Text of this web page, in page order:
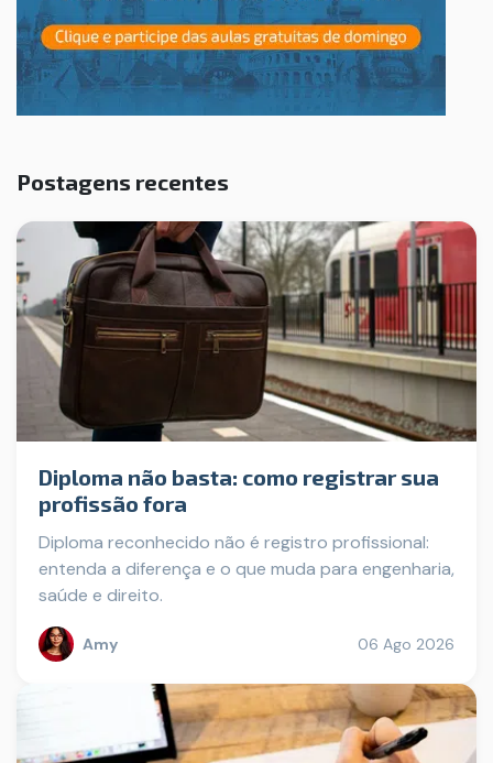
Postagens recentes
Diploma não basta: como registrar sua
profissão fora
Diploma reconhecido não é registro profissional:
entenda a diferença e o que muda para engenharia,
saúde e direito.
Amy 06 Ago 2026